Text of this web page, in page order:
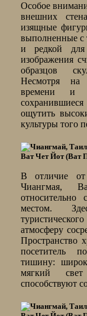
Особое
внешних
изящные
выполненные с
и редкой для
изображения
образцов
Несмотря на
времени и
ощутить
культуры того
Ват Чет Йот (Ват
В отличие от
Чиангмая,
местом.
атмосферу
Пространство
посетитель
тишину:
мягкий
способствуют